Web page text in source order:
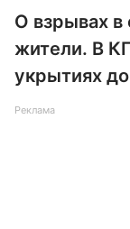
О взрывах
жители. В
укрытиях
Реклама